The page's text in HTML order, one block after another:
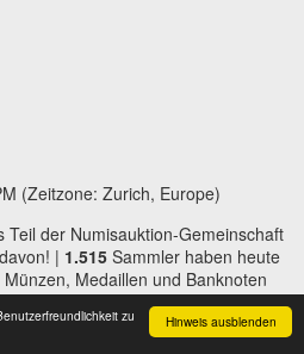
Hinweis ausblenden
zu
(Zeitzone: Zurich, Europe)
Teil der Numisauktion-Gemeinschaft
| 1.515Sammler haben heute
Medaillen und Banknoten
für Sie das passende Stück dabei! |
– verpassen Sie nicht
|